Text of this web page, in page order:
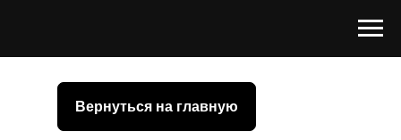
Вернуться на главную